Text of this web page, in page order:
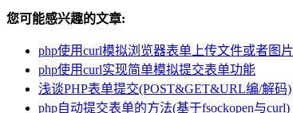
您可能感兴趣的文章:
php使用curl模拟浏览器表单上传文件或者图
php使用curl实现简单模拟提交表单功能
浅谈PHP表单提交(POST&GET&URL编/解码)
php自动提交表单的方法(基于fsockopen与curl)